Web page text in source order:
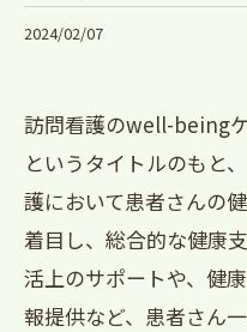
2024/02/07
訪問看護のwell-being
というタイトルのもと
護において患者さんの
着目し、総合的な健康
活上のサポートや、健
報提供など、患者さん